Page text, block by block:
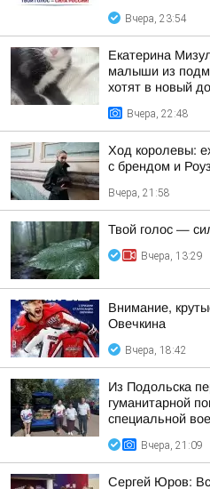
Вчера, 23:54
Екатерина
малыши из
хотят в новый
Вчера, 22:48
Ход королевы:
с брендом и
Вчера, 21:58
Твой голос —
Вчера, 13:29
Внимание,
Овечкина
Вчера, 18:42
Из Подольска
гуманитарной
специальной
Вчера, 21:09
Сергей Юров: